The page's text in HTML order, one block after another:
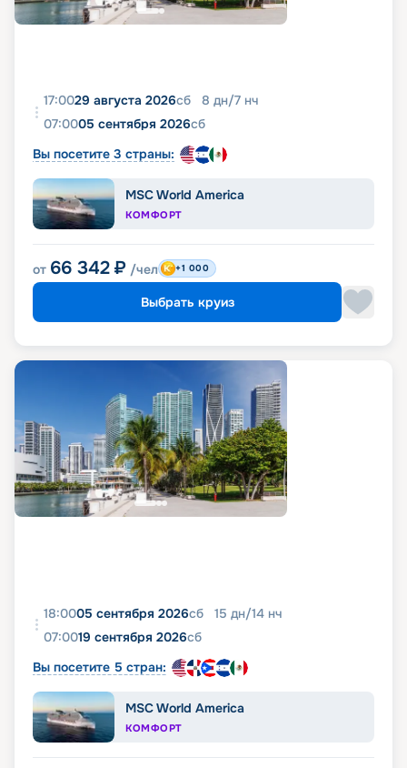
17:0029 августа 2026сб 8 дн/7 нч
07:0005 сентября 2026сб
Вы посетите 3 страны:
MSC World America
КОМФОРТ
от 66 342 ₽ /чел +1 000
Выбрать круиз
18:0005 сентября 2026сб 15 дн/14 нч
07:0019 сентября 2026сб
Вы посетите 5 стран:
MSC World America
КОМФОРТ